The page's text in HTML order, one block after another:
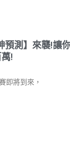
預測】來襲!讓
!
即將到來，